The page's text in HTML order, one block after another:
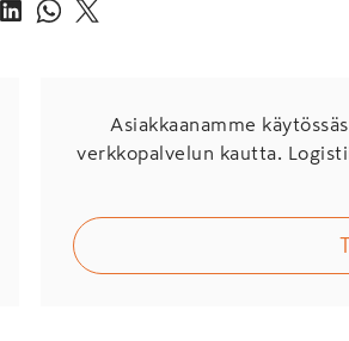
Asiakkaanamme
verkkopalvelun kautta.